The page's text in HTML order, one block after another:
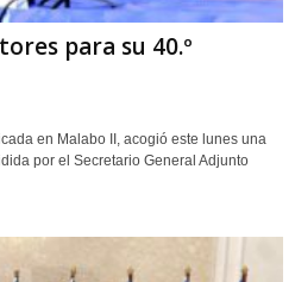
para su 40.º
en Malabo II, acogió este lunes una
por el Secretario General Adjunto